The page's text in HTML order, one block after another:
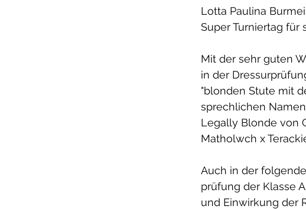
Lotta Paulina
Super Turniertag für
Mit der sehr guten
in der
"blonden Stute mit
sprechlichen
Legally Blonde von
Matholwch x
Auch in der
prüfung der Klasse
und Einwirkung der